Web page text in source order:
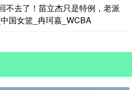
不去了！苗立杰只是特例，老派
国女篮_冉珂嘉_WCBA